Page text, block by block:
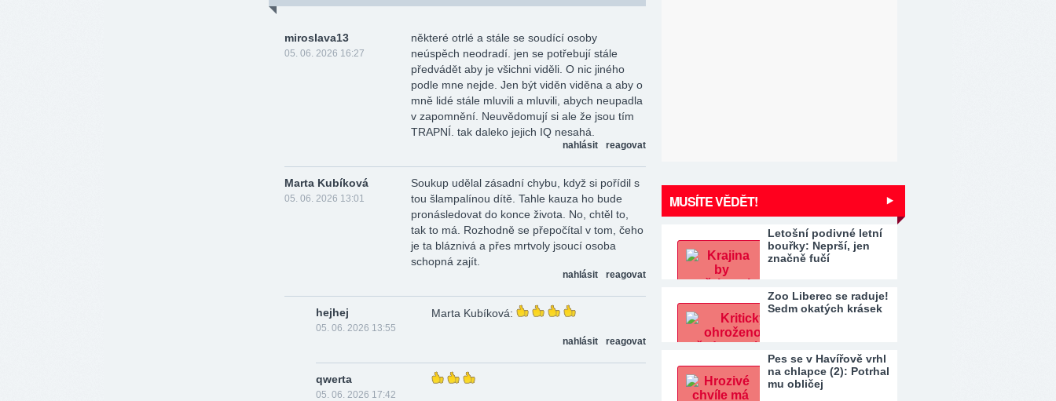
miroslava13
05. 06. 2026 16:27
některé otrlé a stále se soudící osoby
neúspěch neodradí. jen se potřebují stále
předvádět aby je všichni viděli. O nic jiného
podle mne nejde. Jen být viděn viděna a aby o
mně lidé stále mluvili a mluvili, abych neupadla
v zapomnění. Neuvědomují si ale že jsou tím
TRAPNÍ. tak daleko jejich IQ nesahá.
reagovat
nahlásit
Marta Kubíková
05. 06. 2026 13:01
Soukup udělal zásadní chybu, když si pořídil s
tou šlampalínou dítě. Tahle kauza ho bude
pronásledovat do konce života. No, chtěl to,
tak to má. Rozhodně se přepočítal v tom, čeho
je ta bláznivá a přes mrtvoly jsoucí osoba
schopná zajít.
reagovat
nahlásit
hejhej
05. 06. 2026 13:55
Marta Kubíková:
reagovat
nahlásit
qwerta
05. 06. 2026 17:42
MUSÍTE VĚDĚT!
Letošní podivné letní
bouřky: Neprší, jen
značně fučí
Zoo Liberec se raduje!
Sedm okatých krásek
Pes se v Havířově vrhl
na chlapce (2): Potrhal
mu obličej